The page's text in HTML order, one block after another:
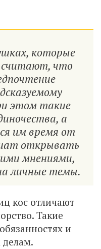
которые
что
этом такие
а
им время от
открывать
мнениями,
личные темы.
кос отличают
Такие
и
делам.